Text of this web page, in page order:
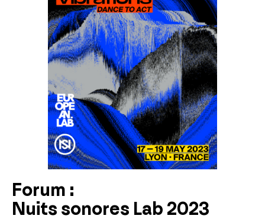
Forum :
Nuits sonores Lab 2023